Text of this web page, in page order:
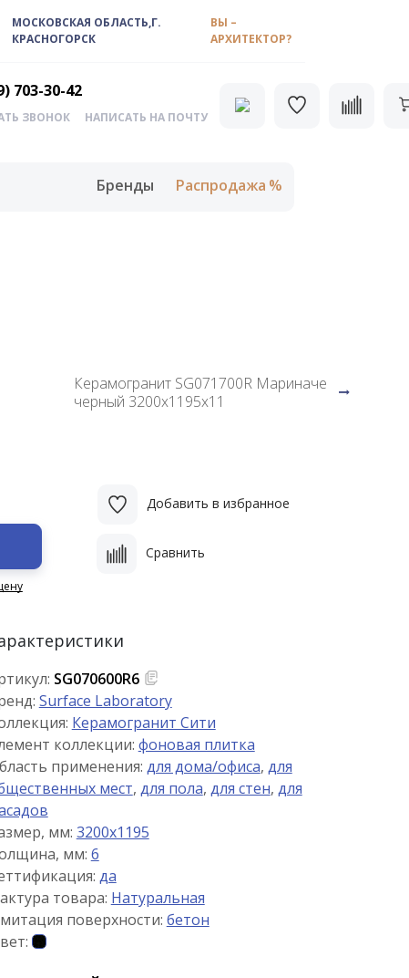
МОСКОВСКАЯ ОБЛАСТЬ,Г.
КРАСНОГОРСК
ВЫ –
АРХИТЕКТОР?
703-30-42
ЗВОНОК НАПИСАТЬ НА ПОЧТУ
Бренды Распродажа
Керамогранит SG071700R Мариначе
черный 3200х1195х11
Добавить в избранное
Сравнить
SG070600R6
Surface Laboratory
Керамогранит Сити
коллекции: фоновая плитка
применения: для дома/офиса, для
мест, для пола, для стен, для
мм: 3200x1195
мм: 6
да
товара: Натуральная
поверхности: бетон